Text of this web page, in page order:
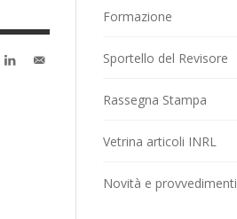
Formazione
Sportello del Revisore
Rassegna Stampa
Vetrina articoli INRL
Novità e provvedimenti